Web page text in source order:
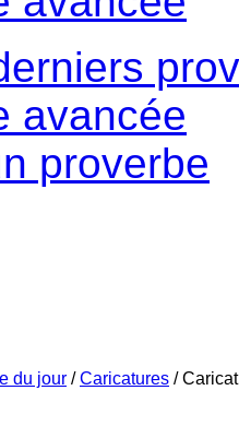
avancée
proverbe
du jour /Caricatures /